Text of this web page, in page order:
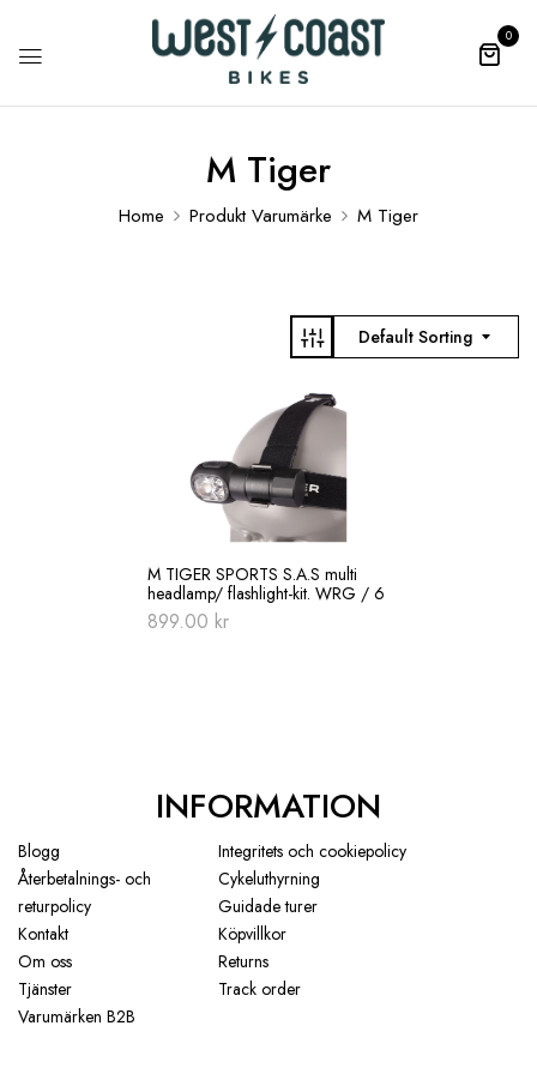
0
M Tiger
Home Produkt Varumärke M Tiger
Default Sorting
M TIGER SPORTS S.A.S multi
headlamp/ flashlight-kit. WRG / 6
899.00 kr
INFORMATION
Blogg
Integritets och cookiepolicy
Återbetalnings- och
returpolicy
Cykeluthyrning
Guidade turer
Kontakt
Köpvillkor
Om oss
Returns
Tjänster
Track order
Varumärken B2B